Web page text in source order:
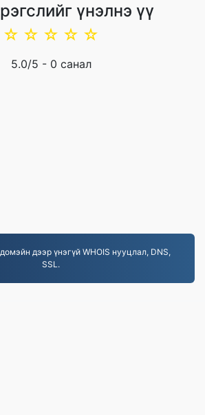
үнэлнэ үү
☆
☆
☆
☆
☆
5.0/5 - 0 санал
дээр үнэгүй WHOIS нууцлал, DNS,
SSL.